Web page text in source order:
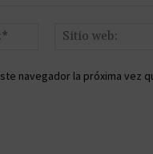
Correo
navegador la próxima vez